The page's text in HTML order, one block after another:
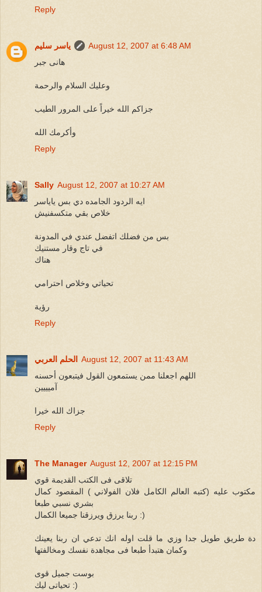
Reply
ياسر سليم
August 12, 2007 at 6:48 AM
هانى جبر
وعليك السلام والرحمة
جزاكم الله خيراً على المرور الطيب
وأكرمك الله
Reply
Sally August 12, 2007 at 10:27 AM
ايه الردود الجامده دي بس ياياسر
خلاص بقي متكسفنيش
بس من فضلك اتفضل عندي في المدونة
في تاج وقار مستنيك
هناك
تحياتي وخلاص احترامي
رؤية
Reply
الحلم العربي
August 12, 2007 at 11:43 AM
اللهم اجعلنا ممن يستمعون القول فيتبعون أحسنه
آميييين
جزاك الله خيرا
Reply
The Manager August 12, 2007 at 12:15 PM
تلاقى فى الكتب القديمة قوي
مكتوب عليه (كتبه العالم الكامل فلان الفولاني ) المقصود كمال
بشري نسبي طبعا
ربنا يرزق ويرزقنا جميعا الكمال :)
دة طريق طويل جدا وزي ما قلت اوله انك تدعي ان ربنا يعينك
وكمان هتبدأ طبعا فى مجاهدة نفسك ومخالفتها
بوست جميل قوى
تحياتى ليك :)